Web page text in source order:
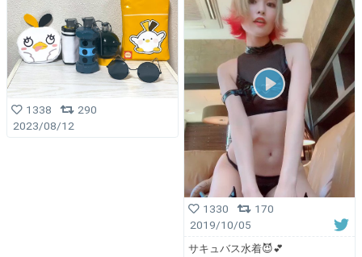
1338
290
2023/08/12
1330
170
2019/10/05
サキュバス水着😈💕